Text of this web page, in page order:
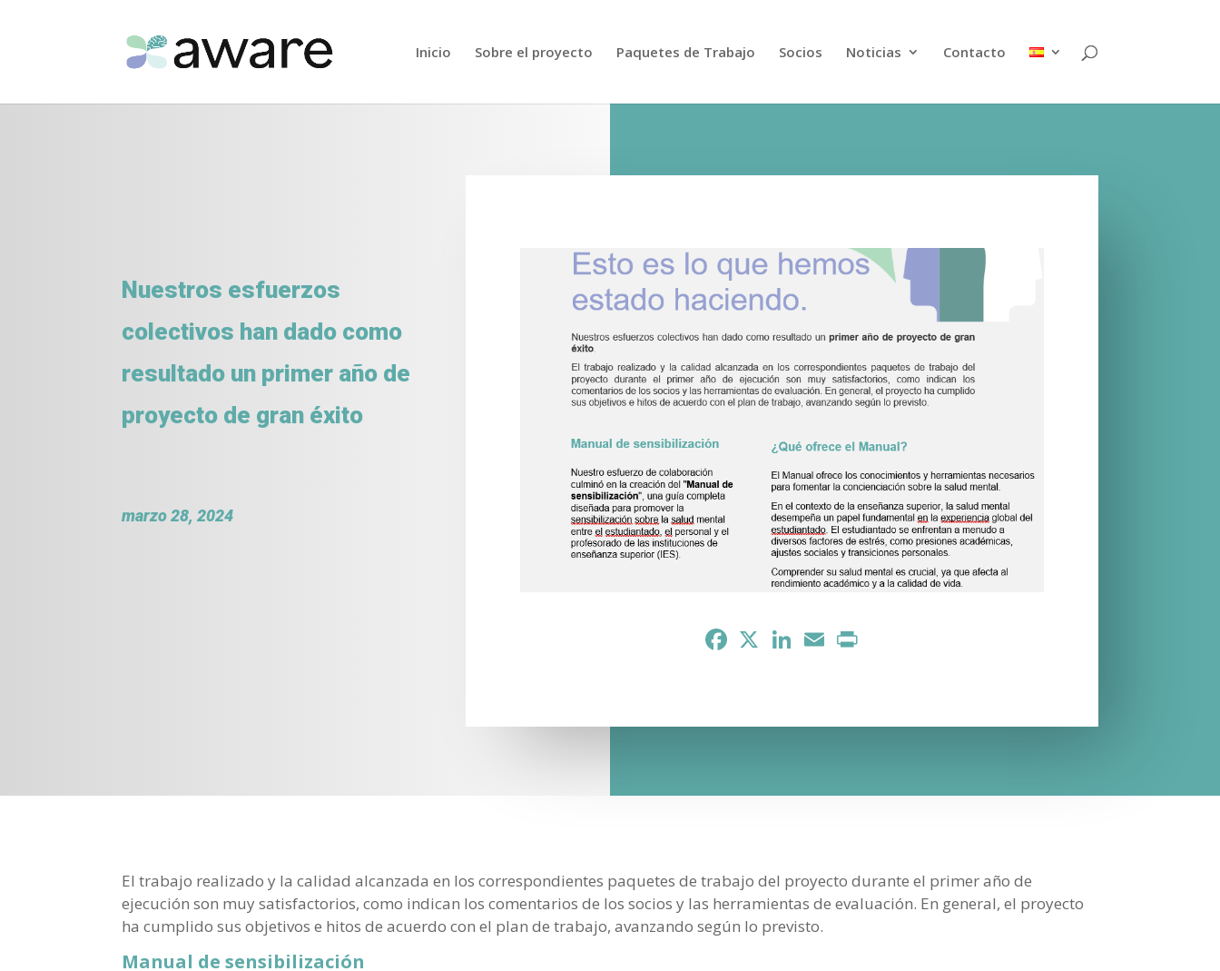
Inicio Sobre el proyecto Paquetes de Trabajo Socios Noticias Contacto
Nuestros esfuerzos
colectivos han dado como
resultado un primer año de
proyecto de gran éxito
marzo 28, 2024
Facebook LinkedInEmail
El trabajo realizado y la calidad alcanzada en los correspondientes paquetes de trabajo del proyecto durante el primer año de
ejecución son muy satisfactorios, como indican los comentarios de los socios y las herramientas de evaluación. En general, el proyecto
ha cumplido sus objetivos e hitos de acuerdo con el plan de trabajo, avanzando según lo previsto.
Manual de sensibilización